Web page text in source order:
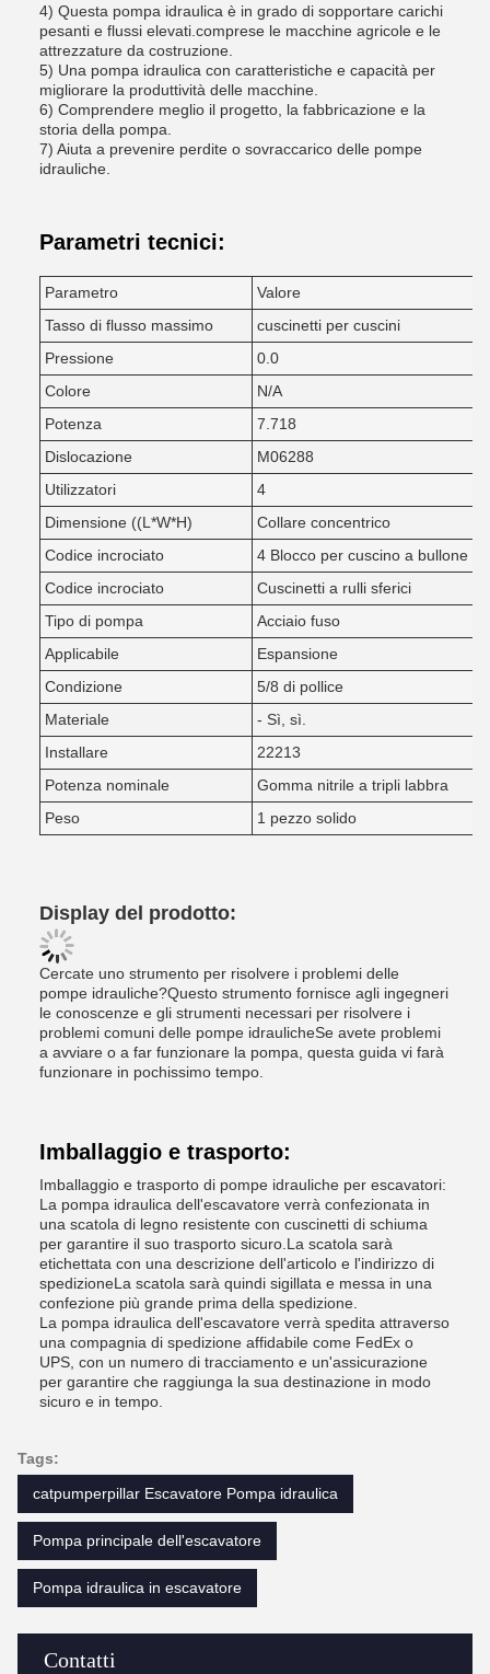
Contatti
4) Questa pompa idraulica è in grado di sopportare carichi
pesanti e flussi elevati.comprese le macchine agricole e le
attrezzature da costruzione.
5) Una pompa idraulica con caratteristiche e capacità per
migliorare la produttività delle macchine.
6) Comprendere meglio il progetto, la fabbricazione e la
storia della pompa.
7) Aiuta a prevenire perdite o sovraccarico delle pompe
idrauliche.
Parametri tecnici:
Parametro
Valore
Tasso di flusso massimo
cuscinetti per cuscini
Pressione
0.0
Colore
N/A
Potenza
7.718
Dislocazione
M06288
Utilizzatori
4
Dimensione ((L*W*H)
Collare concentrico
Codice incrociato
4 Blocco per cuscino a bullone
Codice incrociato
Cuscinetti a rulli sferici
Tipo di pompa
Acciaio fuso
Applicabile
Espansione
Condizione
5/8 di pollice
Materiale
- Sì, sì.
Installare
22213
Potenza nominale
Gomma nitrile a tripli labbra
Peso
1 pezzo solido
Display del prodotto:
Cercate uno strumento per risolvere i problemi delle
pompe idrauliche?Questo strumento fornisce agli ingegneri
le conoscenze e gli strumenti necessari per risolvere i
problemi comuni delle pompe idraulicheSe avete problemi
a avviare o a far funzionare la pompa, questa guida vi farà
funzionare in pochissimo tempo.
Imballaggio e trasporto:
Imballaggio e trasporto di pompe idrauliche per escavatori:
La pompa idraulica dell'escavatore verrà confezionata in
una scatola di legno resistente con cuscinetti di schiuma
per garantire il suo trasporto sicuro.La scatola sarà
etichettata con una descrizione dell'articolo e l'indirizzo di
spedizioneLa scatola sarà quindi sigillata e messa in una
confezione più grande prima della spedizione.
La pompa idraulica dell'escavatore verrà spedita attraverso
una compagnia di spedizione affidabile come FedEx o
UPS, con un numero di tracciamento e un'assicurazione
per garantire che raggiunga la sua destinazione in modo
sicuro e in tempo.
Tags:
catpumperpillar Escavatore Pompa idraulica
Pompa principale dell'escavatore
Pompa idraulica in escavatore